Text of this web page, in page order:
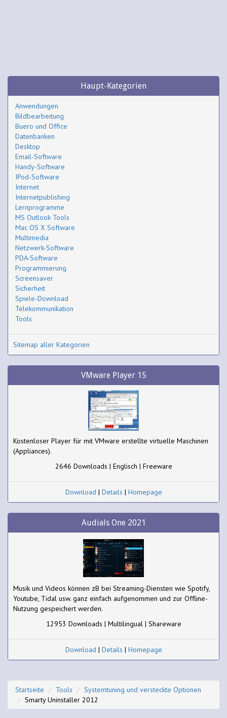
Haupt-Kategorien
Anwendungen
Bildbearbeitung
Buero und Office
Datenbanken
Desktop
Email-Software
Handy-Software
IPod-Software
Internet
Internetpublishing
Lernprogramme
MS Outlook Tools
Mac OS X Software
Multimedia
Netzwerk-Software
PDA-Software
Programmierung
Screensaver
Sicherheit
Spiele-Download
Telekommunikation
Tools
Sitemap aller Kategorien
VMware Player 15
Kostenloser Player für mit VMware erstellte virtuelle Maschinen
(Appliances).
2646 Downloads | Englisch | Freeware
Download | Details | Homepage
Audials One 2021
Musik und Videos können zB bei Streaming-Diensten wie Spotify,
Youtube, Tidal usw. ganz einfach aufgenommen und zur Offline-
Nutzung gespeichert werden.
12953 Downloads | Multilingual | Shareware
Download | Details | Homepage
Startseite Tools
Systemtuning und versteckte Optionen
Smarty Uninstaller 2012